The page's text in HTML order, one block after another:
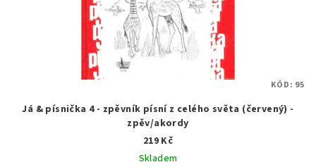
Já & písnička 4 - zpěvník písní z celého světa (červený) -
zpěv/akordy
219 Kč
Skladem
KÓD: 95